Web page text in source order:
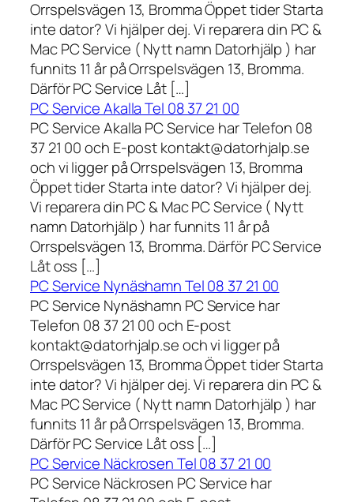
Orrspelsvägen 13, Bromma Öppet tider Starta
inte dator? Vi hjälper dej. Vi reparera din PC &
Mac PC Service ( Nytt namn Datorhjälp ) har
funnits 11 år på Orrspelsvägen 13, Bromma.
Därför PC Service Låt […]
PC Service Akalla Tel 08 37 21 00
PC Service Akalla PC Service har Telefon 08
37 21 00 och E-post kontakt@datorhjalp.se
och vi ligger på Orrspelsvägen 13, Bromma
Öppet tider Starta inte dator? Vi hjälper dej.
Vi reparera din PC & Mac PC Service ( Nytt
namn Datorhjälp ) har funnits 11 år på
Orrspelsvägen 13, Bromma. Därför PC Service
Låt oss […]
PC Service Nynäshamn Tel 08 37 21 00
PC Service Nynäshamn PC Service har
Telefon 08 37 21 00 och E-post
kontakt@datorhjalp.se och vi ligger på
Orrspelsvägen 13, Bromma Öppet tider Starta
inte dator? Vi hjälper dej. Vi reparera din PC &
Mac PC Service ( Nytt namn Datorhjälp ) har
funnits 11 år på Orrspelsvägen 13, Bromma.
Därför PC Service Låt oss […]
PC Service Näckrosen Tel 08 37 21 00
PC Service Näckrosen PC Service har